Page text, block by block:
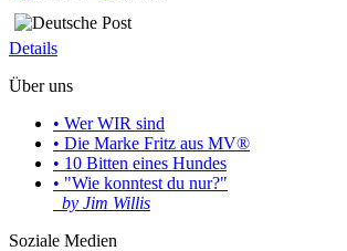
Details
Über uns
• Wer WIR sind
• Die Marke Fritz aus MV®
• 10 Bitten eines Hundes
• "Wie konntest du nur?"
by Jim Willis
Soziale Medien